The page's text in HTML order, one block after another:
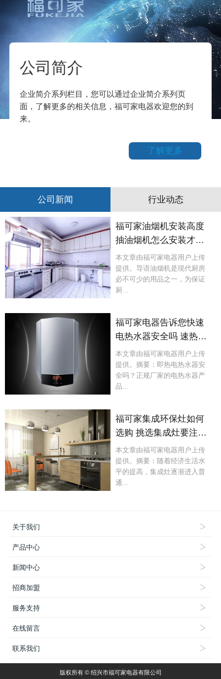
公司简介
企业简介系列栏目，您可以通过企业简介系列页
面，了解更多的相关信息，福可家电器欢迎您的到
来。
了解更多
公司新闻 行业动态
福可家油烟机安装高度
抽油烟机怎么安装才更
实用呢?
本文章由福可家电器用户上传
提供。导语油烟机是现代厨房
必不可少的用品之一，为保证
厨...
福可家电器告诉您快速
电热水器安全吗 速热式
电热水器安全吗
本文章由福可家电器用户上传
提供。摘要：即热电热水器安
全吗？正规厂家的电热水器产
品...
福可家集成环保灶如何
选购 挑选集成灶要注意
什么
本文章由福可家电器用户上传
提供。摘要：随着经济生活水
平的提高，集成灶逐渐进入普
通...
关于我们
产品中心
新闻中心
招商加盟
服务支持
在线留言
联系我们
版权所有 © 绍兴市福可家电器有限公司